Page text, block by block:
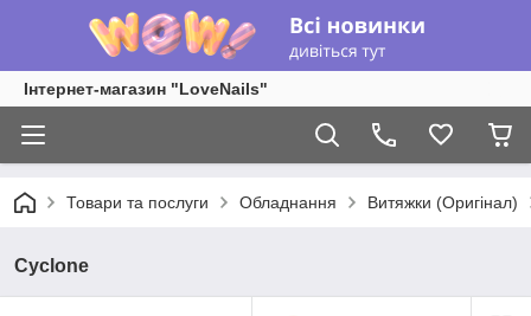
Інтернет-магазин "LoveNails"
Товари та послуги Обладнання Витяжки (Оригінал)
Cyclone